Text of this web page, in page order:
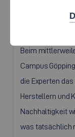
Die Referenten
Beim
Campus
die Experten
Herstellern und
Nachhaltigkeit
was tatsächlich